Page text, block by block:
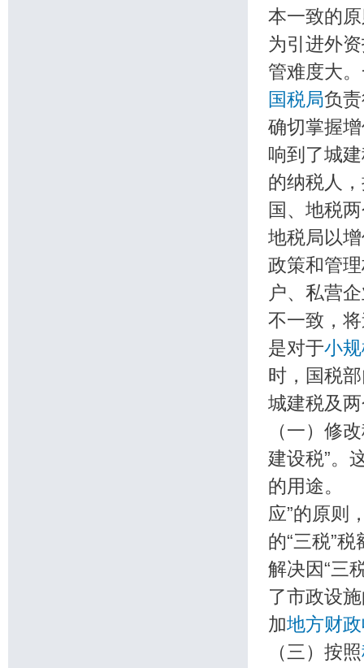
本一致的
为引进外
管难度大
国税局负
确切掌握
响到了城
的纳税人
国、地税
地税局以
政策和管
户、私营
不一致，
是对于小
时，国税
城建税及
（一）修
建设税”。
的用途。
应”的原则
的“三税”
解决因“三
了市政设
加地方财
（三）按照